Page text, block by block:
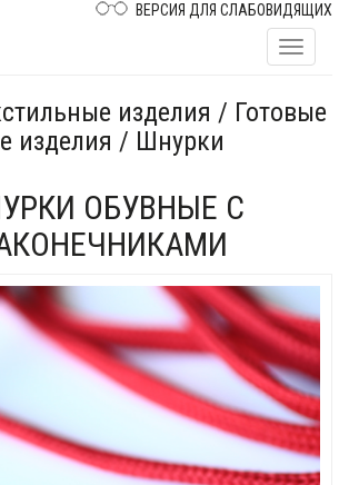
ВЕРСИЯ ДЛЯ СЛАБОВИДЯЩИХ
изделия / Готовые
изделия / Шнурки
ОБУВНЫЕ С